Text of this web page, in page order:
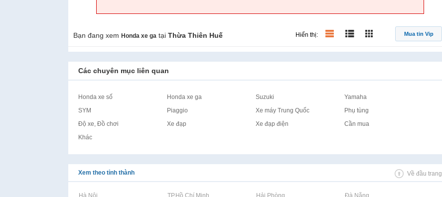
Bạn đang xem Honda xe ga tại Thừa Thiên Huế Mua tin Vip
Hiển thị:
Các chuyên mục liên quan
Honda xe số Honda xe ga Suzuki
Yamaha
SYM
Piaggio Xe máy Trung Quốc
Phụ tùng
Độ xe, Đồ chơi
Xe đạp Xe đạp điện
Cần mua
Khác
Xem theo tỉnh thành Về đầu trang
Rao vặt tại Hà Nội Rao vặt tại TP.Hồ Chí Minh Rao vặt tại Hải Phòng Rao vặt tại Đà Nẵng